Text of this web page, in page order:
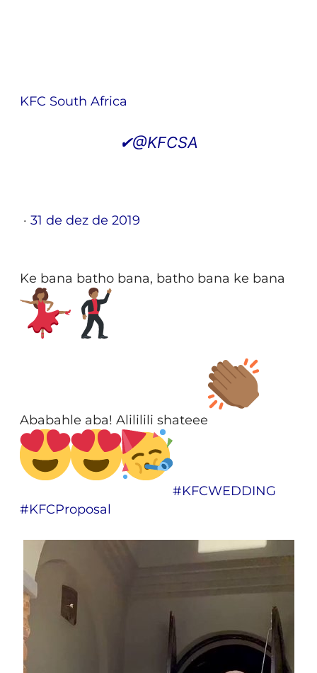
KFC South Africa
✔@KFCSA
· 31 de dez de 2019
Ke bana batho bana, batho bana ke bana
Ababahle aba! Alililili shateee
#KFCWEDDING
#KFCProposal